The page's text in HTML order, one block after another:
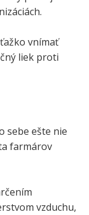
vnímať
liek proti
sebe ešte nie
farmárov
vzduchu,